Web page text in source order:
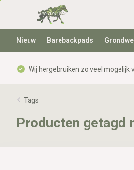
Nieuw Barebackpads
Wij hergebruiken zo veel mogelijk
Tags
Producten getagd